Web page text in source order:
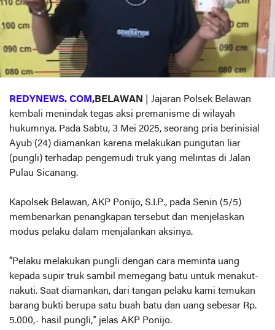
REDYNEWS. COM,BELAWAN
| Jajaran Polsek Belawan
kembali menindak tegas aksi premanisme di wilayah
hukumnya. Pada Sabtu, 3 Mei 2025, seorang pria berinisial
Ayub (24) diamankan karena melakukan pungutan liar
(pungli) terhadap pengemudi truk yang melintas di Jalan
Pulau Sicanang.
Kapolsek Belawan, AKP Ponijo, S.I.P., pada Senin (5/5)
membenarkan penangkapan tersebut dan menjelaskan
modus pelaku dalam menjalankan aksinya.
“Pelaku melakukan pungli dengan cara meminta uang
kepada supir truk sambil memegang batu untuk menakut-
nakuti. Saat diamankan, dari tangan pelaku kami temukan
barang bukti berupa satu buah batu dan uang sebesar Rp.
5.000,- hasil pungli,” jelas AKP Ponijo.